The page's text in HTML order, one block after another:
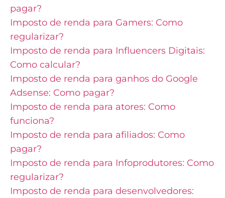
pagar?
Imposto de renda para Gamers: Como
regularizar?
Imposto de renda para Influencers Digitais:
Como calcular?
Imposto de renda para ganhos do Google
Adsense: Como pagar?
Imposto de renda para atores: Como
funciona?
Imposto de renda para afiliados: Como
pagar?
Imposto de renda para Infoprodutores: Como
regularizar?
Imposto de renda para desenvolvedores: